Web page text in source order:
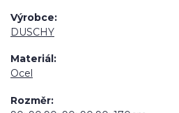
Výrobce
DUSCHY
Materiál
Ocel
Rozměr